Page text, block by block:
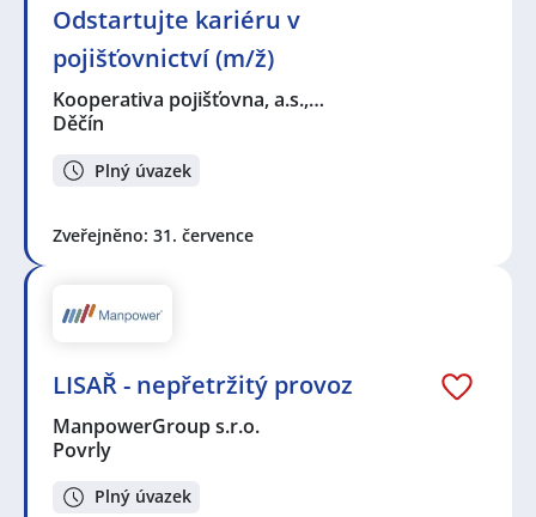
Odstartujte kariéru v
pojišťovnictví (m/ž)
Kooperativa pojišťovna, a.s.,…
Děčín
Plný úvazek
Zveřejněno: 31. července
LISAŘ - nepřetržitý provoz
ManpowerGroup s.r.o.
Povrly
Plný úvazek